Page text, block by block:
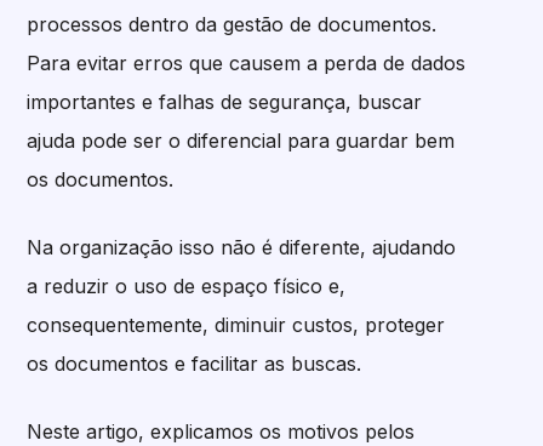
processos dentro da gestão de documentos.
Para evitar erros que causem a perda de dados
importantes e falhas de segurança, buscar
ajuda pode ser o diferencial para guardar bem
os documentos.
Na organização isso não é diferente, ajudando
a reduzir o uso de espaço físico e,
consequentemente, diminuir custos, proteger
os documentos e facilitar as buscas.
Neste artigo, explicamos os motivos pelos